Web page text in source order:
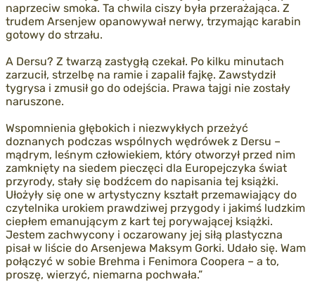
naprzeciw smoka. Ta chwila ciszy była przerażająca. Z
trudem Arsenjew opanowywał nerwy, trzymając karabin
gotowy do strzału.
A Dersu? Z twarzą zastygłą czekał. Po kilku minutach
zarzucił, strzelbę na ramie i zapalił fajkę. Zawstydził
tygrysa i zmusił go do odejścia. Prawa tajgi nie zostały
naruszone.
Wspomnienia głębokich i niezwykłych przeżyć
doznanych podczas wspólnych wędrówek z Dersu –
mądrym, leśnym człowiekiem, który otworzył przed nim
zamknięty na siedem pieczęci dla Europejczyka świat
przyrody, stały się bodźcem do napisania tej książki.
Ułożyły się one w artystyczny kształt przemawiający do
czytelnika urokiem prawdziwej przygody i jakimś ludzkim
ciepłem emanującym z kart tej porywającej książki.
Jestem zachwycony i oczarowany jej siłą plastyczna
pisał w liście do Arsenjewa Maksym Gorki. Udało się. Wam
połączyć w sobie Brehma i Fenimora Coopera – a to,
proszę, wierzyć, niemarna pochwała.”